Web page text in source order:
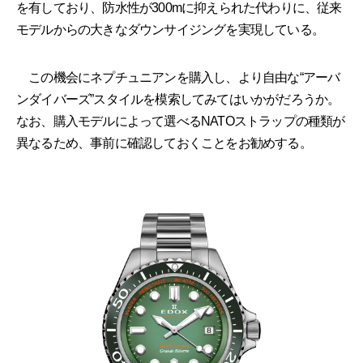
を有しており、防水性が300mに抑えられた代わりに、従来
モデルからの大きなダウンサイジングを実現している。
この機会にネプチュニアンを購入し、より自由な“アーバ
ンダイバーズ”スタイルを模索してみてはいかがだろうか。
なお、購入モデルによって選べるNATOストラップの種類が
異なるため、事前に確認しておくことをお勧めする。